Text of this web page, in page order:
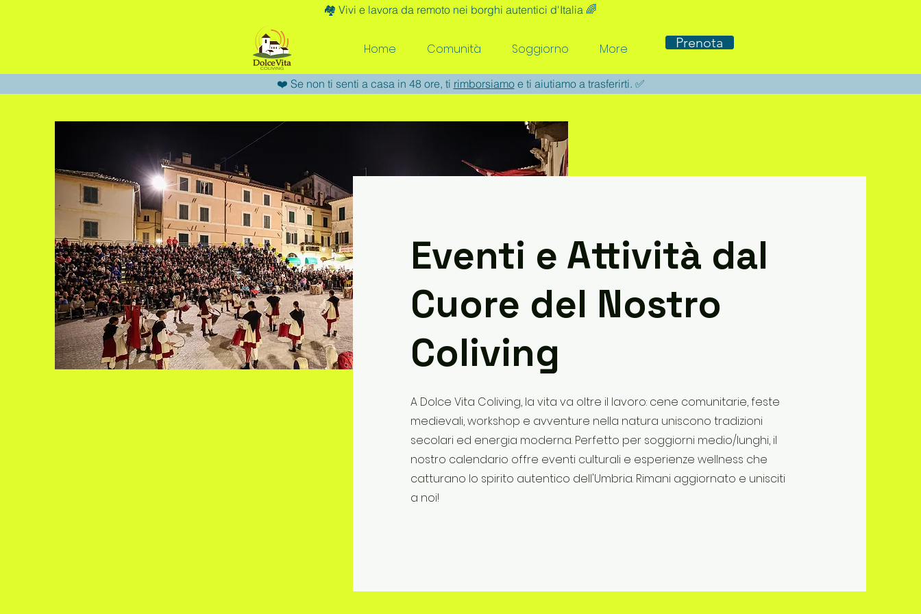
🏘️ Vivi e lavora da remoto nei borghi autentici d'Italia 🌈
Home Comunità Soggiorno More Prenota
❤️ Se non ti senti a casa in 48 ore, ti rimborsiamoe ti aiutiamo a trasferirti. ✅
Eventi e Attività dal
Cuore del Nostro
Coliving
A Dolce Vita Coliving, la vita va oltre il lavoro: cene comunitarie, feste
medievali, workshop e avventure nella natura uniscono tradizioni
secolari ed energia moderna. Perfetto per soggiorni medio/lunghi, il
nostro calendario offre eventi culturali e esperienze wellness che
catturano lo spirito autentico dell'Umbria. Rimani aggiornato e unisciti
a noi!